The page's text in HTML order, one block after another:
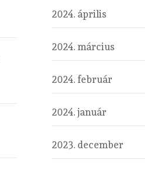
2024. április
2024. március
2024. február
2024. január
2023. december